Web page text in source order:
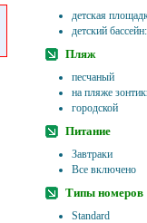
детская
детский
Пляж
песчаный
на пляже
городской
Питание
Завтраки
Все включено
Типы номеров
Standard